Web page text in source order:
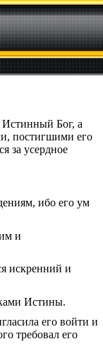
Бог, а
постигшими его
за усердное
ибо его ум
и
искренний и
Истины.
его войти и
требовал его